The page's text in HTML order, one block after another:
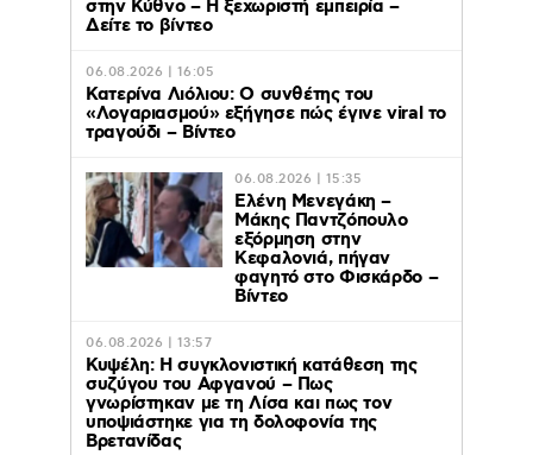
στην Κύθνο – Η ξεχωριστή εμπειρία –
Δείτε το βίντεο
06.08.2026 | 16:05
Κατερίνα Λιόλιου: Ο συνθέτης του
«Λογαριασμού» εξήγησε πώς έγινε viral το
τραγούδι – Βίντεο
06.08.2026 | 15:35
Ελένη Μενεγάκη –
Μάκης Παντζόπουλο
εξόρμηση στην
Κεφαλονιά, πήγαν
φαγητό στο Φισκάρδο –
Βίντεο
06.08.2026 | 13:57
Κυψέλη: Η συγκλονιστική κατάθεση της
συζύγου του Αφγανού – Πως
γνωρίστηκαν με τη Λίσα και πως τον
υποψιάστηκε για τη δολοφονία της
Βρετανίδας